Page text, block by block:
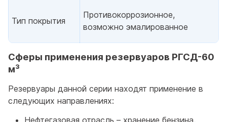
Тип покрытия
Противокоррозионное,
возможно эмалированное
Сферы применения резервуаров РГСД-60
м³
Резервуары данной серии находят применение в
следующих направлениях: